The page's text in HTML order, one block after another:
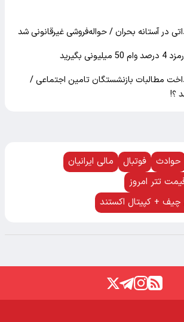
در آستانه بحران / حواله‌فروشی غیرقانونی شد
بگیرید
مطالبات بازنشستگان تامین اجتماعی /
؟!
حوادث فوتبال
مالی ایرانیان
تتر امروز
+ کپیتال اکستند